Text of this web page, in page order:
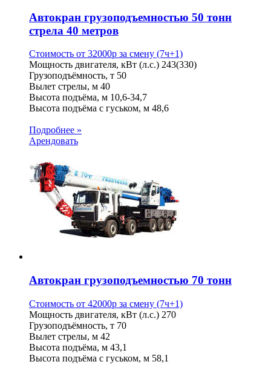
Автокран грузоподъемностью 50 тонн
стрела 40 метров
Стоимость от 32000p за смену (7ч+1)
Мощность двигателя, кВт (л.с.) 243(330)
Грузоподъёмность, т 50
Вылет стрелы, м 40
Высота подъёма, м 10,6-34,7
Высота подъёма с гуськом, м 48,6
Подробнее »
Арендовать
Автокран грузоподъемностью 70 тонн
Стоимость от 42000p за смену (7ч+1)
Мощность двигателя, кВт (л.с.) 270
Грузоподъёмность, т 70
Вылет стрелы, м 42
Высота подъёма, м 43,1
Высота подъёма с гуськом, м 58,1